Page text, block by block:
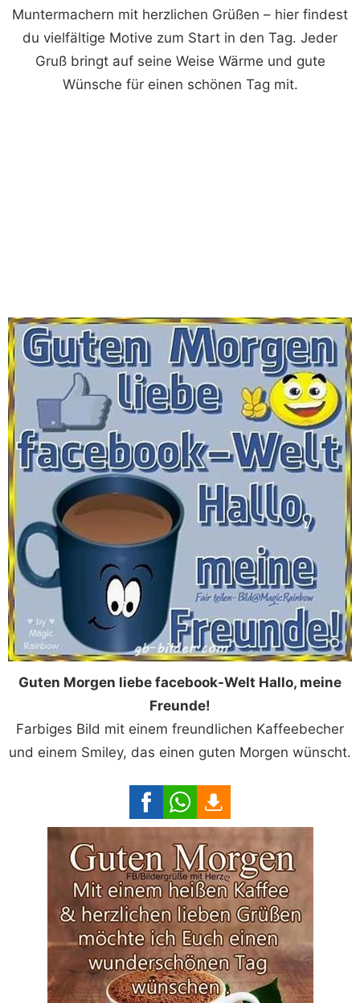
Muntermachern mit herzlichen Grüßen – hier findest
du vielfältige Motive zum Start in den Tag. Jeder
Gruß bringt auf seine Weise Wärme und gute
Wünsche für einen schönen Tag mit.
Guten Morgen liebe facebook-Welt Hallo, meine
Freunde!
Farbiges Bild mit einem freundlichen Kaffeebecher
und einem Smiley, das einen guten Morgen wünscht.